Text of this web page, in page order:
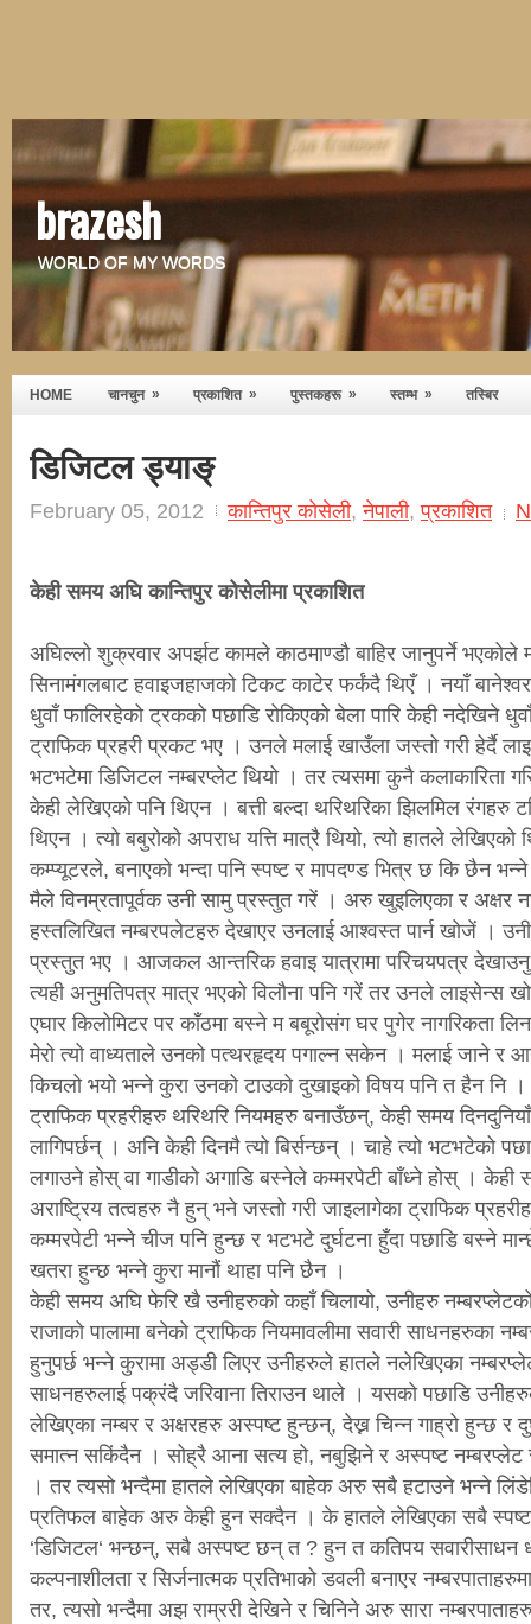
brazesh
WORLD OF MY WORDS
HOME चानचुन » प्रकाशित » पुस्तकहरू » स्तम्भ » तस्बिर
डिजिटल ड्याङ्
February 05, 2012 कान्तिपुर कोसेली,नेपाली,प्रकाशित
केही समय अघि कान्तिपुर कोसेलीमा प्रकाशित
अघिल्लो शुक्रवार अपर्झट कामले काठमाण्डौ बाहिर जानुपर्ने भएकोले
सिनामंगलबाट हवाइजहाजको टिकट काटेर फर्कंदै थिएँ । नयाँ
धुवाँ फालिरहेको ट्रकको पछाडि रोकिएको बेला पारि केही नदेखिने
ट्राफिक प्रहरी प्रकट भए । उनले मलाई खाउँला जस्तो गरी हेर्दै
भटभटेमा डिजिटल नम्बरप्लेट थियो । तर त्यसमा कुनै कलाकारिता
केही लेखिएको पनि थिएन । बत्ती बल्दा थरिथरिका झिलमिल रंगहरु
थिएन । त्यो बबुरोको अपराध यत्ति मात्रै थियो, त्यो हातले
कम्प्यूटरले, बनाएको भन्दा पनि स्पष्ट र मापदण्ड भित्र छ कि छैन भन्ने
मैले विनम्रतापूर्वक उनी सामु प्रस्तुत गरें । अरु खुइलिएका र अक्षर
हस्तलिखित नम्बरपलेटहरु देखाएर उनलाई आश्वस्त पार्न खोजें ।
प्रस्तुत भए । आजकल आन्तरिक हवाइ यात्रामा परिचयपत्र
त्यही अनुमतिपत्र मात्र भएको विलौना पनि गरें तर उनले लाइसेन्स
एघार किलोमिटर पर काँठमा बस्ने म बबूरोसंग घर पुगेर नागरिकता
मेरो त्यो वाध्यताले उनको पत्थरहृदय पगाल्न सकेन । मलाई जाने र
किचलो भयो भन्ने कुरा उनको टाउको दुखाइको विषय पनि त हैन नि ।
ट्राफिक प्रहरीहरु थरिथरि नियमहरु बनाउँछन्, केही समय
लागिपर्छन् । अनि केही दिनमै त्यो बिर्सन्छन् । चाहे त्यो भटभटेको
लगाउने होस् वा गाडीको अगाडि बस्नेले कम्मरपेटी बाँध्ने होस् । केही
अराष्ट्रिय तत्वहरु नै हुन् भने जस्तो गरी जाइलागेका ट्राफिक
कम्मरपेटी भन्ने चीज पनि हुन्छ र भटभटे दुर्घटना हुँदा पछाडि बस्ने
खतरा हुन्छ भन्ने कुरा मानौं थाहा पनि छैन ।
केही समय अघि फेरि खै उनीहरुको कहाँ चिलायो, उनीहरु
राजाको पालामा बनेको ट्राफिक नियमावलीमा सवारी साधनहरुका
हुनुपर्छ भन्ने कुरामा अड्डी लिएर उनीहरुले हातले नलेखिएका
साधनहरुलाई पक्रंदै जरिवाना तिराउन थाले । यसको पछाडि
लेखिएका नम्बर र अक्षरहरु अस्पष्ट हुन्छन्, देख्न चिन्न गाह्रो हुन्छ र
समात्न सकिंदैन । सोह्रै आना सत्य हो, नबुझिने र अस्पष्ट नम्बरप्लेट
। तर त्यसो भन्दैमा हातले लेखिएका बाहेक अरु सबै हटाउने भन्ने
प्रतिफल बाहेक अरु केही हुन सक्दैन । के हातले लेखिएका सबै
‘डिजिटल‘ भन्छन्, सबै अस्पष्ट छन् त ? हुन त कतिपय सवारीसाधन
कल्पनाशीलता र सिर्जनात्मक प्रतिभाको डवली बनाएर
तर, त्यसो भन्दैमा अझ राम्ररी देखिने र चिनिने अरु सारा